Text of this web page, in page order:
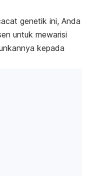
genetik ini, Anda
untuk mewarisi
kepada